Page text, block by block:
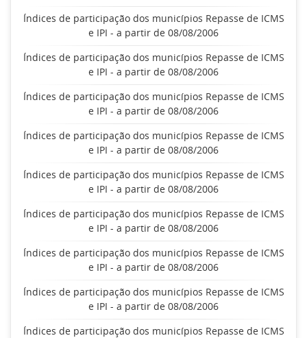
Índices de participação dos municípios Repasse de ICMS
e IPI - a partir de 08/08/2006
Índices de participação dos municípios Repasse de ICMS
e IPI - a partir de 08/08/2006
Índices de participação dos municípios Repasse de ICMS
e IPI - a partir de 08/08/2006
Índices de participação dos municípios Repasse de ICMS
e IPI - a partir de 08/08/2006
Índices de participação dos municípios Repasse de ICMS
e IPI - a partir de 08/08/2006
Índices de participação dos municípios Repasse de ICMS
e IPI - a partir de 08/08/2006
Índices de participação dos municípios Repasse de ICMS
e IPI - a partir de 08/08/2006
Índices de participação dos municípios Repasse de ICMS
e IPI - a partir de 08/08/2006
Índices de participação dos municípios Repasse de ICMS